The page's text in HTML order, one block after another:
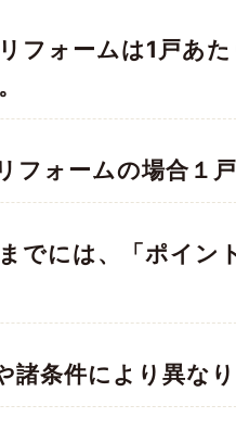
フォームは1戸あ
フォームの場合
でには、「ポイン
諸条件により異なり